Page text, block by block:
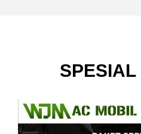
SPESIAL